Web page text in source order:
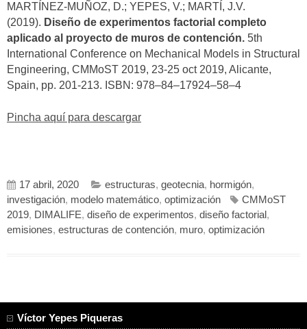
MARTÍNEZ-MUÑOZ, D.; YEPES, V.; MARTÍ, J.V.
(2019). Diseño de experimentos factorial completo
aplicado al proyecto de muros de contención. 5th
International Conference on Mechanical Models in Structural
Engineering, CMMoST 2019, 23-25 oct 2019, Alicante,
Spain, pp. 201-213. ISBN: 978–84–17924–58–4
Pincha aquí para descargar
17 abril, 2020 estructuras, geotecnia, hormigón,
investigación, modelo matemático, optimización
CMMoST
2019, DIMALIFE, diseño de experimentos, diseño factorial,
emisiones, estructuras de contención, muro, optimización
Víctor Yepes Piqueras